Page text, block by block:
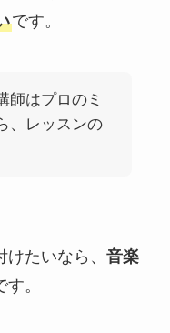
です。
師はプロのミ
、レッスンの
たいなら、 音楽
す。